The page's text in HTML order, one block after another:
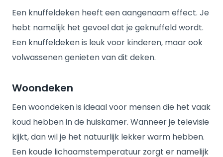
Een knuffeldeken heeft een aangenaam effect. Je
hebt namelijk het gevoel dat je geknuffeld wordt.
Een knuffeldeken is leuk voor kinderen, maar ook
volwassenen genieten van dit deken.
Woondeken
Een woondeken is ideaal voor mensen die het vaak
koud hebben in de huiskamer. Wanneer je televisie
kijkt, dan wil je het natuurlijk lekker warm hebben.
Een koude lichaamstemperatuur zorgt er namelijk